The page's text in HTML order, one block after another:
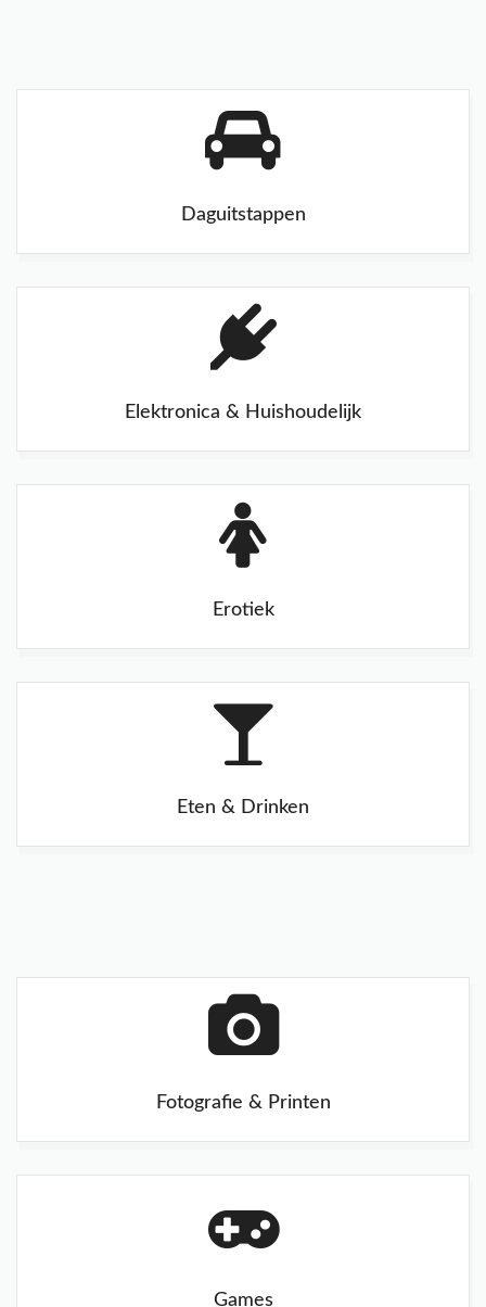
Daguitstappen
Elektronica & Huishoudelijk
Erotiek
Eten & Drinken
Fotografie & Printen
Games